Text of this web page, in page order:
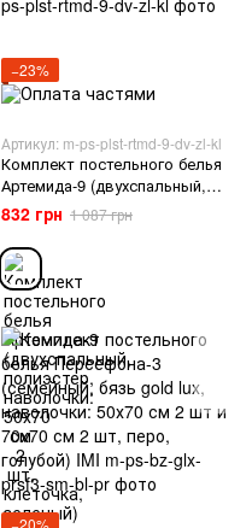
−23%
Артикул: m-ps-plst-rtmd-9-dv-zl-kl
Комплект постельного белья
Артемида-9 (двухспальный,
полиэстер, наволочки: 50х70
см 2 шт, клеточка, зеленый)
IMI
832 грн 1 087 грн
−20%